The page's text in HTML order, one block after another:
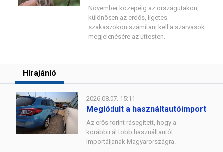
November közepéig az országutakon,
különösen az erdős, ligetes
szakaszokon számítani kell a szarvasok
megjelenésére az úttesten.
Hírajánló
2026.08.07. 15:11
Meglódult a használtautóimport
Az erős forint rásegített, hogy a
korábbinál több használtautót
importáljanak Magyarországra.